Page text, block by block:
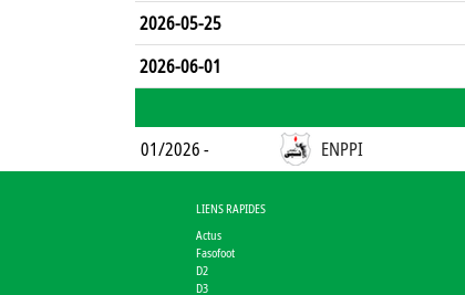
2026-05-25
2026-06-01
01/2026 - ENPPI
LIENS RAPIDES
Actus
Fasofoot
D2
D3